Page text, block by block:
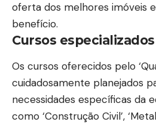
oferta dos melhores imóveis
benefício.
Cursos
Os cursos oferecidos pelo
cuidadosamente planejados
necessidades específicas da
como ‘Construção Civil’,